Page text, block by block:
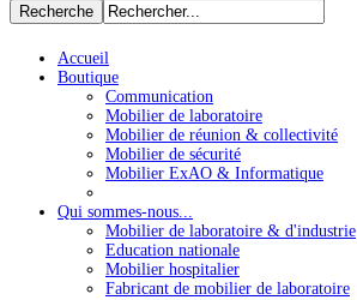
Accueil
Boutique
Communication
Mobilier de laboratoire
Mobilier de réunion & collectivité
Mobilier de sécurité
Mobilier ExAO & Informatique
Qui sommes-nous...
Mobilier de laboratoire & d'industrie
Education nationale
Mobilier hospitalier
Fabricant de mobilier de laboratoire